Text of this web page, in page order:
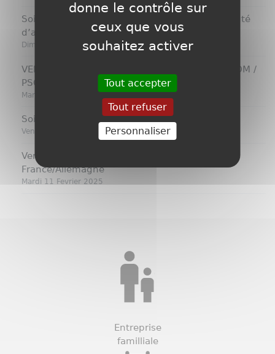
Soirée l’Amicale du personnel de la communauté
d’agglomération de Haguenau.
Dimanche 09 Mars 2025
VENTE D'UN BABY-FOOT SULPIE NATUREL MAT OM /
PSG A MULHOUSE
Mardi 18 Fevrier 2025
Soirée du personnel d'une collectivité locale
Vendredi 14 Fevrier 2025
Vente d'un baby-foot SULPIE laqué gris mat
France/Allemagne
Mardi 11 Fevrier 2025
Entreprise
familliale
donne le contrôle sur
ceux que vous
souhaitez activer
Tout accepter
Tout refuser
Personnaliser